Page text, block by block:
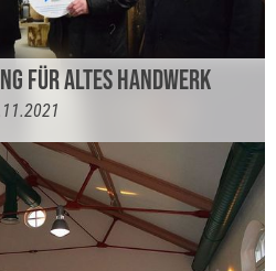
FÜR ALTES HANDWERK